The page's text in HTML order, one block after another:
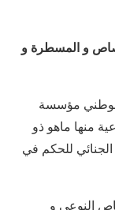
و المسطرة و
مؤسسة
منها ماهو ذو
للحكم في
النوعي و